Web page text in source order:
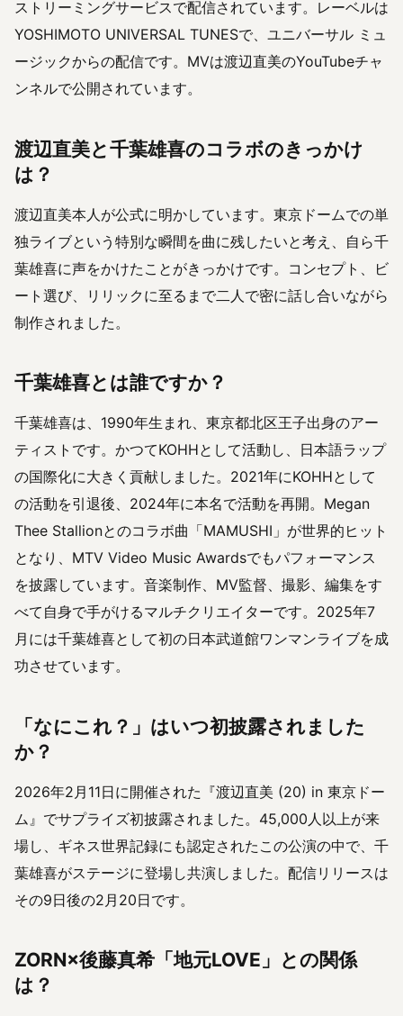
ストリーミングサービスで配信されています。レーベルは
YOSHIMOTO UNIVERSAL TUNESで、ユニバーサル ミュ
ージックからの配信です。MVは渡辺直美のYouTubeチャ
ンネルで公開されています。
渡辺直美と千葉雄喜のコラボのきっかけ
は？
渡辺直美本人が公式に明かしています。東京ドームでの単
独ライブという特別な瞬間を曲に残したいと考え、自ら千
葉雄喜に声をかけたことがきっかけです。コンセプト、ビ
ート選び、リリックに至るまで二人で密に話し合いながら
制作されました。
千葉雄喜とは誰ですか？
千葉雄喜は、1990年生まれ、東京都北区王子出身のアー
ティストです。かつてKOHHとして活動し、日本語ラップ
の国際化に大きく貢献しました。2021年にKOHHとして
の活動を引退後、2024年に本名で活動を再開。Megan
Thee Stallionとのコラボ曲「MAMUSHI」が世界的ヒット
となり、MTV Video Music Awardsでもパフォーマンス
を披露しています。音楽制作、MV監督、撮影、編集をす
べて自身で手がけるマルチクリエイターです。2025年7
月には千葉雄喜として初の日本武道館ワンマンライブを成
功させています。
「なにこれ？」はいつ初披露されました
か？
2026年2月11日に開催された『渡辺直美 (20) in 東京ドー
ム』でサプライズ初披露されました。45,000人以上が来
場し、ギネス世界記録にも認定されたこの公演の中で、千
葉雄喜がステージに登場し共演しました。配信リリースは
その9日後の2月20日です。
ZORN×後藤真希「地元LOVE」との関係
は？